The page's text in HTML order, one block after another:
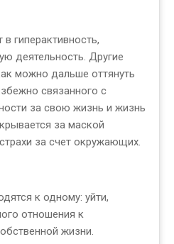
гиперактивность,
деятельность. Другие
можно дальше оттянуть
связанного с
за свою жизнь и жизнь
за маской
за счет окружающих.
к одному: уйти,
отношения к
жизни.